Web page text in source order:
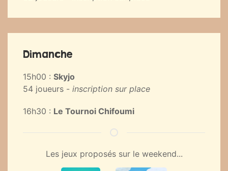
Dimanche
15h00 : Skyjo
54 joueurs - inscription sur place
16h30 : Le Tournoi Chifoumi
Les jeux proposés sur le weekend...